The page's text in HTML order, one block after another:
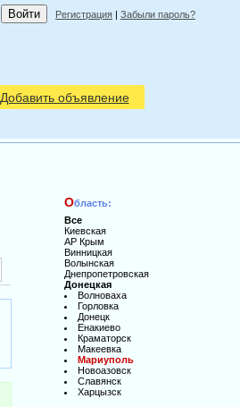
Регистрация | Забыли пароль?
Добавить объявление
Область:
Все
Киевская
АР Крым
Винницкая
Волынская
Днепропетровская
Донецкая
Волноваха
Горловка
Донецк
Енакиево
Краматорск
Макеевка
Мариуполь
Новоазовск
Славянск
Харцызск